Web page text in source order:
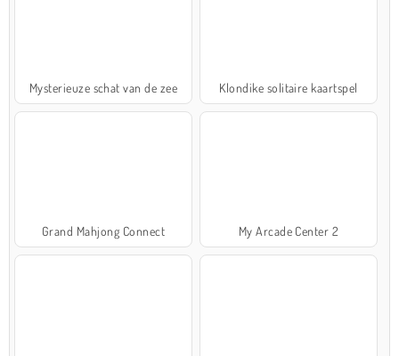
Mysterieuze schat van de zee Klondike solitaire kaartspel
Grand Mahjong Connect My Arcade Center 2